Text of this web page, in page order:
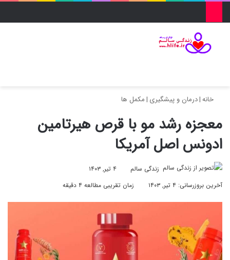
خانه|درمان و پیشگیری |مکمل ها
معجزه رشد مو با قرص هیرتامین
ادونس اصل آمریکا
زندگی سالم
۴ تیر, ۱۴۰۳
آخرین بروزرسانی: ۴ تیر, ۱۴۰۳
زمان تقریبی مطالعه ۴ دقیقه